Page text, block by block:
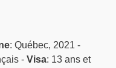
: Québec, 2021 -
-Visa: 13 ans et